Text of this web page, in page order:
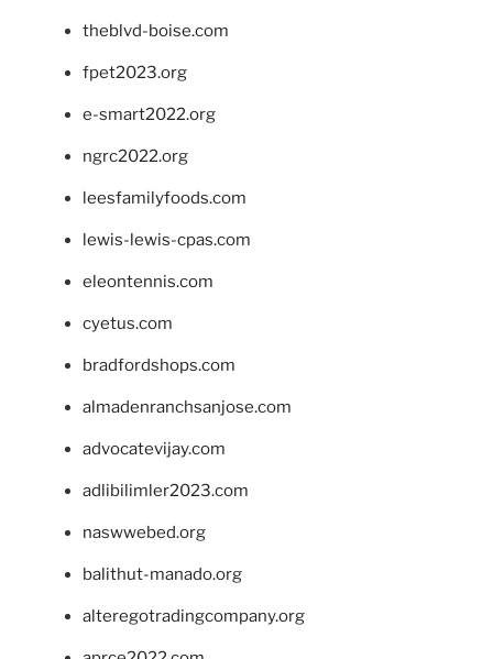
theblvd-boise.com
fpet2023.org
e-smart2022.org
ngrc2022.org
leesfamilyfoods.com
lewis-lewis-cpas.com
eleontennis.com
cyetus.com
bradfordshops.com
almadenranchsanjose.com
advocatevijay.com
adlibilimler2023.com
naswwebed.org
balithut-manado.org
alteregotradingcompany.org